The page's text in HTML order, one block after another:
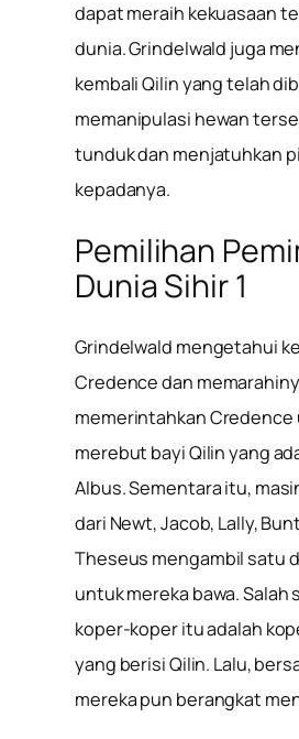
dapat meraih kekuasaan
dunia. Grindelwald juga
kembali Qilin yang telah
memanipulasi hewan
tunduk dan menjatuhkan
kepadanya.
Pemilihan
Dunia Sihir 1
Grindelwald mengetahui
Credence dan
memerintahkan Credence
merebut bayi Qilin yang
Albus. Sementara itu,
dari Newt, Jacob, Lally,
Theseus mengambil satu
untuk mereka bawa. Salah
koper-koper itu adalah
yang berisi Qilin. Lalu,
mereka pun berangkat